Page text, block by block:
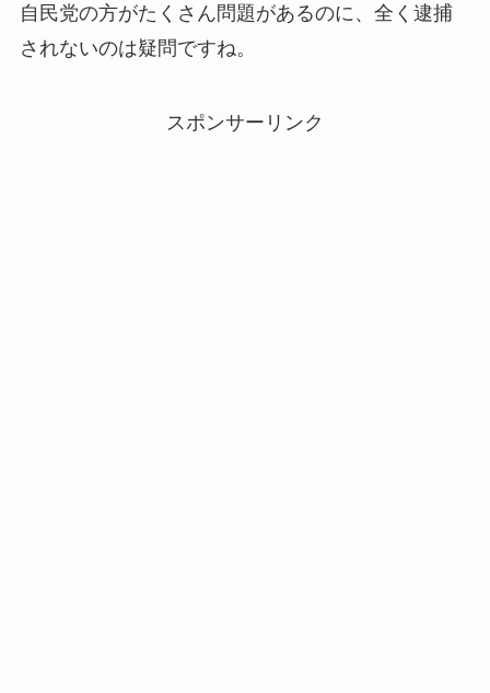
自民党の方がたくさん問題があるのに、全く逮捕
されないのは疑問ですね。
スポンサーリンク